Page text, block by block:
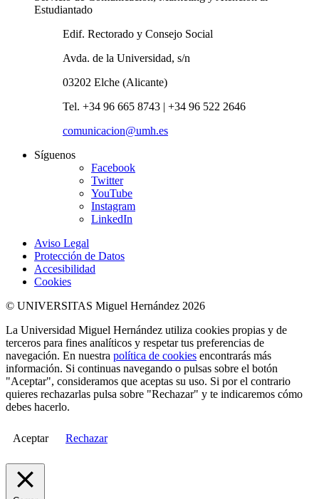
Estudiantado
Edif. Rectorado y Consejo Social
Avda. de la Universidad, s/n
03202 Elche (Alicante)
Tel. +34 96 665 8743 | +34 96 522 2646
comunicacion@umh.es
Síguenos
Facebook
Twitter
YouTube
Instagram
LinkedIn
Aviso Legal
Protección de Datos
Accesibilidad
Cookies
© UNIVERSITAS Miguel Hernández 2026
La Universidad Miguel Hernández utiliza cookies propias y de
terceros para fines analíticos y respetar tus preferencias de
navegación. En nuestra política de cookies encontrarás más
información. Si continuas navegando o pulsas sobre el botón
"Aceptar", consideramos que aceptas su uso. Si por el contrario
quieres rechazarlas pulsa sobre "Rechazar" y te indicaremos cómo
debes hacerlo.
Aceptar Rechazar